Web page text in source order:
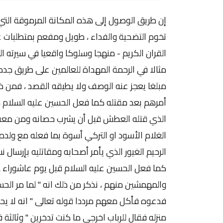
إن طريق الوصول إلى هذه المكانة المرموقة التي حازها الحسين كقائدٍ في قلوب الرعية وحيازة محبتهم إلى تخوم التضحية والفداء ، طويل ومفعم بمتطلبات عدة كرسها الحسين-سليل الدوحة الهاشمية المطهرة وربيب القران الكريم - منهجا وسلوكا واقعيا في سيرته الوضاءة وتعامله مع أنصاره وكل إنسان .. فكان في أولها مثالا في الرحمة المهداة للعالمين على طريق جده المصطفى ( عليه واله الصلاة والسلام ) حتى بلغت رحمته مبلغا يعجز عنه الوصف ولا يطيقه القصد ، فمن ذا الذي يبكي على أعداءه الذين احتشدوا لقتله لسوء عاقبة أمرهم بعد مقتله كما فعل الحسين عليه السلام ، ومن ذا الذي يأبى أن يشرب الماء وهو القائد المقاتل الذي قتله العطش قبل أن يشرب حصانه ومن معه ، أم من هذا القائد الذي يضع خده الشريف على خد ذلك الغلام الأسود او التركي أسوة بما فعله مع ولده الأكبر بعد استشهادهم يوم عاشوراء ، أم من هذا القائد الرحيم الغيور الذي يأمر أصحابه ومقاتليه بإرسال نسائهم إلى مكان امن لان نسائه ستسبى بعد استشهاده كما فعل الحسين عليه السلام قبل يوم عاشوراء . وفي الثانية نموذجاً في التبسط والتواضع مع ابسط الناس والمهمشين منهم ، نذكر من ذلك انه " لما مر الحسين عليه السلام بمساكين بسطوا كساء والقوا عليه كسرا ، فدعوه فأكل معهم مرددا قوله تعالى " انه لا يحب المستكبرين " ثم قال قد أجبتكم فأجيبوني حتى أتوا منزله فقال للرباب اخرجي ما كنت تدخرين " وثالثة في الصبر والأناة حتى نراه ( عليه السلام ) يأمر أصحابه لما اشتد الأمر في عاشوراء قائلا لهم " صبرا بني الكرام ، فما الموت إلا قنطرة تعبر بكم عن البؤس والضراء إلى الجنان الواسعة والنعيم الدائمة ، فأيكم يكره أن ينتقل من سجن إلى قصر ، وما هو لأعدائكم الا كمن ينتقل من قصر إلى سجن وعذاب " . وعن العفو رابعةً لنقرأ ونتعلم من سيرته مع غلام له اخطأ بحقه خطأً جسيما ، لما سمعه يردد قوله والكاظمين الغيظ ويحسن بإعتاقه لما سمعه يقول والله يحب المحسنين " . وخامسةً في الإيمان الحقيقي العميق بقيمة الحرية حتى دفع ثمنها من دماءه الزكية يوم رفض البيعة ليزيد وحانت ساعة الحسم خاطب مقاتليه قائلا " كونوا أحرارا في دنياكم " ولمّا استيأس منهم في استدراك مسار الحق والحرية أعلنها صرخة مدوية بوجه في طريق الإنسانية منارا لكل من سار على طريق الحرية وتذوق طعمها أو رغب بذلك على رغم أنوف الطغاة وعلى مر العصور والدهور: (لا والله لا أعطيكم بيدي إعطاء الذليل، ولا أقرّ لكم إقرار العبيد). وسادسةَ ينبئنا فيها الحسين عليه السلام بوجوب إيفاء القائد وحتى الإنسان العادي بحوائج الناس والنهوض بحقوقهم لأنها "من نعم الله عليكم فلا تملوا النعم " على حد تعبيره . ويضرب مثلا في مصداقية القائد وصراحته مع جنوده ممتحنا صبرهم وصدق التزامهم بالمبادئ ، إذ يقول لأصحابه ليلة استشهاده " هذا الليل فاتخذوه جملا فان القوم إنما يريدونني ولو قتلوني لم يلتفتوا إليكم وانتم في حل وسعه ..، ثم قال "إنكم تقتلون غدا كذلك لا يفلت منكم رجل " فأي قائدٍ هذا الذي يخير جنوده بين النجاة بالهروب او الموت بالصمود دون النصر غير الحسين . وهي الواقعية التي عودتنا عليها القيادة الحسينية المطهرة ونظرتها الشمولية الدقيقة في تشخيص الأوضاع وسبر أغوارها، ولنتذكر على سبيل الاستدلال ما قاله عليه السلام لما نزل القوم بالحسين وأيقن أنهم قاتلوه يوم قال لأصحابه " إن الدنيا قد تنكرت وتغيرت وأدبر معروفها واستمرت حتى لم يبق منها إلا كصبابة الإناء " وقال في مناسبة أخرى " الناس عبيد الدنيا والدين لعق على ألسنتهم يحوطونه ما درت معايشهم فإذا محصوا بالبلاء قل الديانون " ، وكأنه عاش الدهور كلها حتى قيام الساعة منتقلاً بدولاب الحياة بين نواميسها مستخلصا عصارتها بهذه الحكمة . وبالتالي لم يكن غريبا أن تقدح حكمة القيادة الحسينية لتبصير الأعداء قبل الأصدقاء بعاقبة أمرهم وتداعياته المستقبلية برؤيةٍ اخترقت حواجز الزمان والمكان ، ولسانٍ ملئه الصدق والإخلاص في النصيحة يوم قال محذراً قاتليه " أما إنكم لن تقتلوا بعدي عبدا من عباد الله فتهابوا قتله بل يهون عليكم عند قتلكم إياي " ولما سئل عن مصير قتلته أجاب " يلقي بأسكم بينكم ويسفك دماءكم ثم يصب عليكم العذاب الأليم " ليعطي البشرية وقادتها درسا في التبصر في العواقب وبناء الرؤية المستقبلية باستنباط محدداتها في ضوء معطيات الواقع وقوانينه ، وليكون ذلك ركنا أساسيا في التخطيط الاستراتيجي لمن ينشد السير على نهج الحسين عليه السلام من قادة اليوم ، وما تجرعناه بالأمس واليوم من قتال وفتن وحروب يقيم الدليل الحي على مصداقية مقالة الحسين عليه السلام . وعلى الرغم من أهمية كل ما تقدم ، فانه لا يرتق إلى مستوى أهمية النفحة الأساسية من نفحات القيادة الحسينية ومجالها(حسن الإدارة والتدبير) بدءا من اعتناق المبدأ وتبني الهدف ، مرورا بتهيئة الخطة وتحشيد الوسائل والترجيح بين الخيارات مع الإبقاء على أعلى سقوف القدرة على المناورة عند اللزوم . ومع وضوح الهدف وتجليه وثباته في نفس الحسين عليه السلام ونفس كل من ناصره – كما مر بنا آنفا- انطلق عبر قناة خطته الشاملة في إصلاح أوضاع الأمة ، إلى مفازة الاستعداد بحشد الوسائل والطاقات ؛ مركزا في مقدمتها على جانب الدعاية